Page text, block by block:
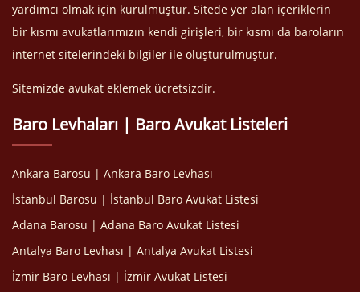
yardımcı olmak için kurulmuştur. Sitede yer alan içeriklerin
bir kısmı avukatlarımızın kendi girişleri, bir kısmı da baroların
internet sitelerindeki bilgiler ile oluşturulmuştur.
Sitemizde avukat eklemek ücretsizdir.
Baro Levhaları | Baro Avukat Listeleri
Ankara Barosu | Ankara Baro Levhası
İstanbul Barosu | İstanbul Baro Avukat Listesi
Adana Barosu | Adana Baro Avukat Listesi
Antalya Baro Levhası | Antalya Avukat Listesi
İzmir Baro Levhası | İzmir Avukat Listesi